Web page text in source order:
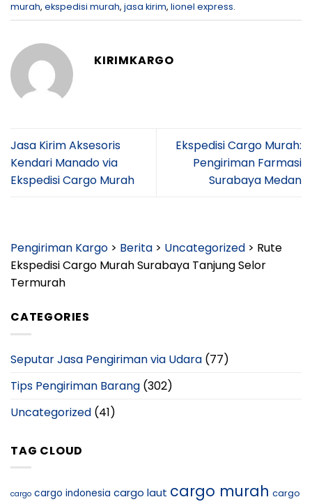
murah, ekspedisi murah, jasa kirim, lionel express.
KIRIMKARGO
Jasa Kirim Aksesoris
Kendari Manado via
Ekspedisi Cargo Murah
Ekspedisi Cargo Murah:
Pengiriman Farmasi
Surabaya Medan
Pengiriman Kargo > Berita > Uncategorized > Rute
Ekspedisi Cargo Murah Surabaya Tanjung Selor
Termurah
CATEGORIES
Seputar Jasa Pengiriman via Udara (77)
Tips Pengiriman Barang (302)
Uncategorized (41)
TAG CLOUD
cargo cargo indonesia cargo laut cargo murah cargo